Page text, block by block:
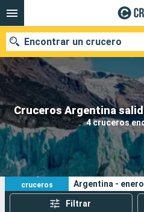
Cruceros Argentina
4 cruceros
Encontrar un crucero
Nuestros destinos
Fecha de salida
Puertos
4
cruceros
Sus criterios de
Argentina -
Filtrar